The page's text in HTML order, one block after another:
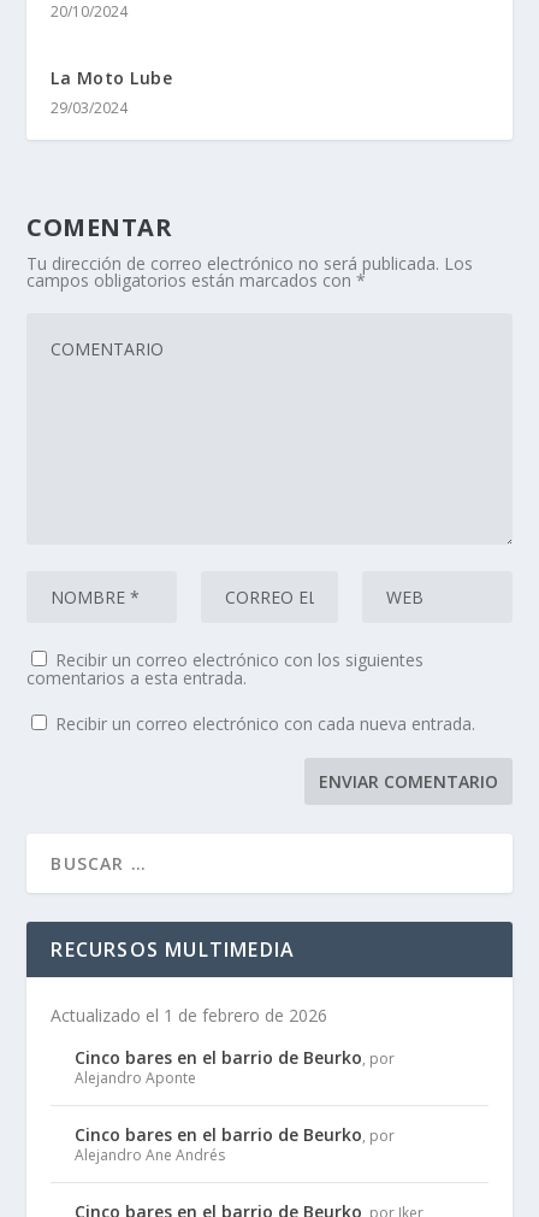
20/10/2024
La Moto Lube
29/03/2024
COMENTAR
Tu dirección de correo electrónico no será publicada. Los
campos obligatorios están marcados con*
Recibir un correo electrónico con los siguientes
comentarios a esta entrada.
Recibir un correo electrónico con cada nueva entrada.
RECURSOS MULTIMEDIA
Actualizado el 1 de febrero de 2026
Cinco bares en el barrio de Beurko, por
Alejandro Aponte
Cinco bares en el barrio de Beurko, por
Alejandro Ane Andrés
Cinco bares en el barrio de Beurko , por Iker